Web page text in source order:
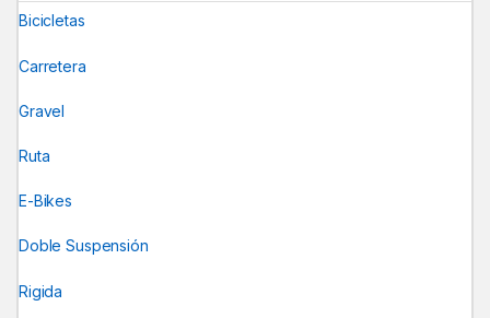
Bicicletas
Carretera
Gravel
Ruta
E-Bikes
Doble Suspensión
Rigida